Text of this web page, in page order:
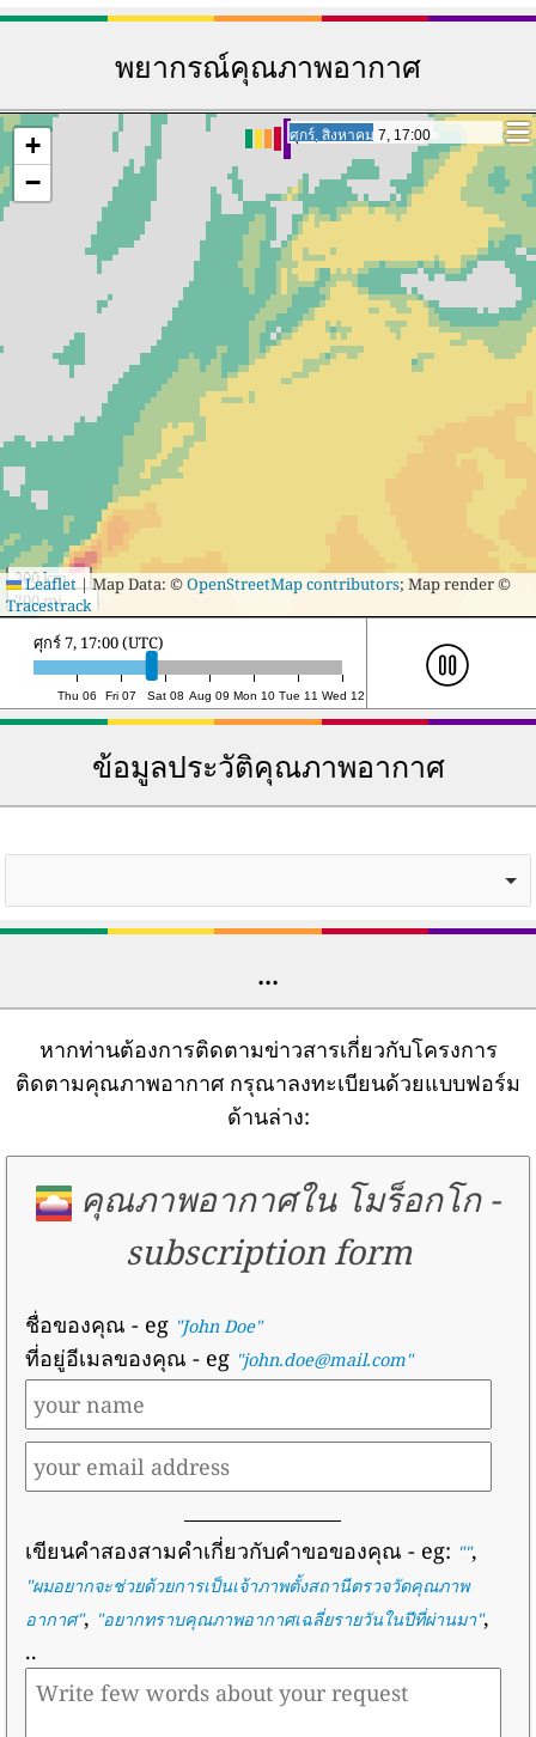
พยากรณ์คุณภาพอากาศ
เสาร์, สิงหาคม 8, 10:00
เสาร์, สิงหาคม 8, 10:00
+
−
300 km
200 mi
Leaflet|Map Data: ©OpenStreetMap contributors; Map render ©
Tracestrack
Thu 06 Fri 07 Sat 08 Aug 09 Mon 10 Tue 11 Wed 12
เสาร์ 8, 10:00 (UTC)
ข้อมูลประวัติคุณภาพอากาศ
...
หากท่านต้องการติดตามข่าวสารเกี่ยวกับโครงการ
ติดตามคุณภาพอากาศ กรุณาลงทะเบียนด้วยแบบฟอร์ม
ด้านล่าง:
คุณภาพอากาศใน โมร็อกโก-
subscription form
ชื่อของคุณ - eg "John Doe"
ที่อยู่อีเมลของคุณ - eg "john.doe@mail.com"
เขียนคำสองสามคำเกี่ยวกับคำขอของคุณ - eg: "",
"ผมอยากจะช่วยด้วยการเป็นเจ้าภาพตั้งสถานีตรวจวัดคุณภาพ
อากาศ", "อยากทราบคุณภาพอากาศเฉลี่ยรายวันในปีที่ผ่านมา",
..